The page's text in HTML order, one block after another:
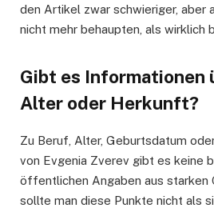
den Artikel zwar schwieriger, aber
nicht mehr behaupten, als wirklich
Gibt es Informationen
Alter oder Herkunft?
Zu Beruf, Alter, Geburtsdatum
von Evgenia Zverev gibt es keine
öffentlichen Angaben aus starken
sollte man diese Punkte nicht als